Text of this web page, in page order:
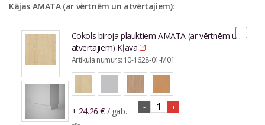
Kājas AMATA (ar vērtnēm un atvērtajiem):
Cokols biroja plauktiem AMATA (ar vērtnēm un
atvērtajiem) Kļava
Artikula numurs: 10-1628-01-M01
+ 24.26 € / gab. - +